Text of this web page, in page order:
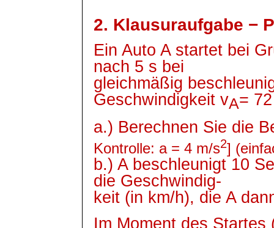
2. Klausuraufgabe −
Ein Auto A startet bei
nach 5 s bei
gleichmäßig
GeschwindigkeitvA=
a.) Berechnen Sie die
Kontrolle: a = 4 m/s2]
b.) A beschleunigt 10
die Geschwindig-
keit (in km/h), die A
Im Moment des